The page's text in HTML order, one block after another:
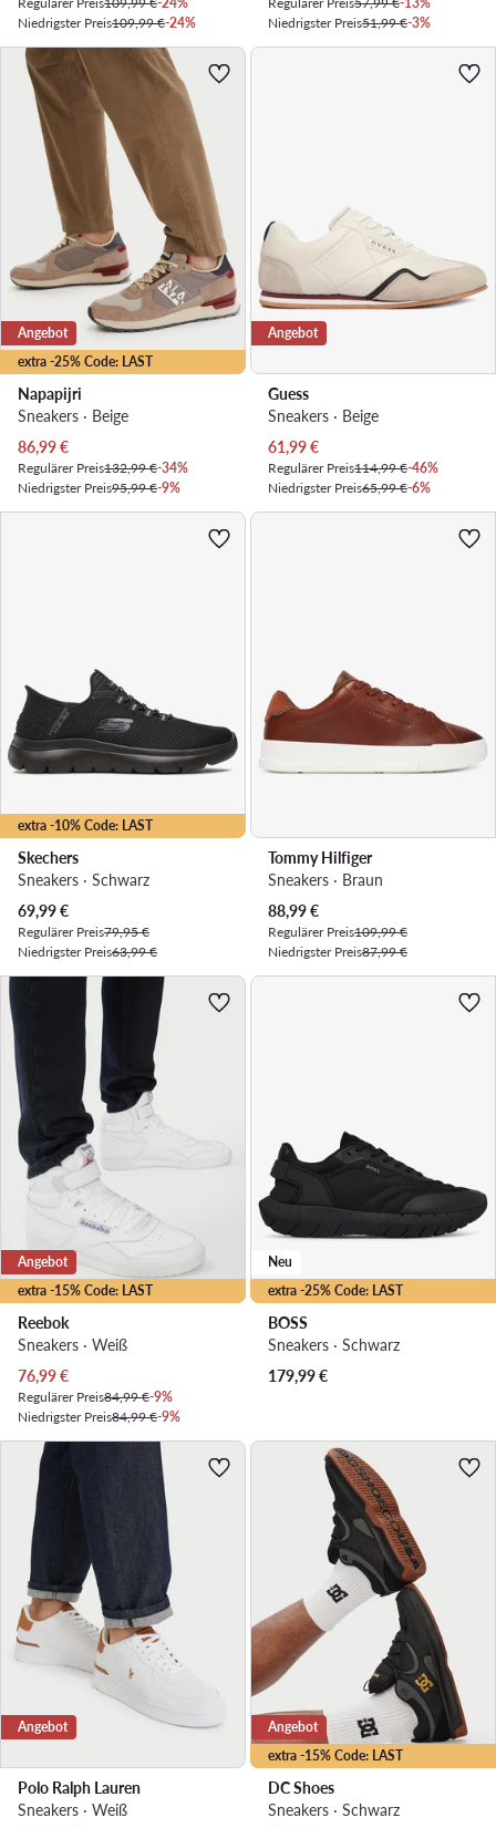
Niedrigster Preis109,99 €-24%
Niedrigster Preis51,99 €-3%
extra -25% Code: LAST
Angebot
Napapijri
Sneakers · Beige
Aktueller Preis
86,99€
Regulärer Preis132,99 €-34%
Niedrigster Preis95,99 €-9%
Angebot
Guess
Sneakers · Beige
Aktueller Preis
61,99€
Regulärer Preis114,99 €-46%
Niedrigster Preis65,99 €-6%
extra -10% Code: LAST
Skechers
Sneakers · Schwarz
Aktueller Preis
69,99€
Regulärer Preis79,95 €
Niedrigster Preis63,99 €
Tommy Hilfiger
Sneakers · Braun
Aktueller Preis
88,99€
Regulärer Preis109,99 €
Niedrigster Preis87,99 €
extra -15% Code: LAST
Angebot
Reebok
Sneakers · Weiß
Aktueller Preis
76,99€
Regulärer Preis84,99 €-9%
Niedrigster Preis84,99 €-9%
extra -25% Code: LAST
Neu
BOSS
Sneakers · Schwarz
179,99€
Angebot
Polo Ralph Lauren
Sneakers · Weiß
extra -15% Code: LAST
Angebot
DC Shoes
Sneakers · Schwarz